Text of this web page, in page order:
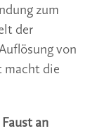
zum
der
von
macht die
an